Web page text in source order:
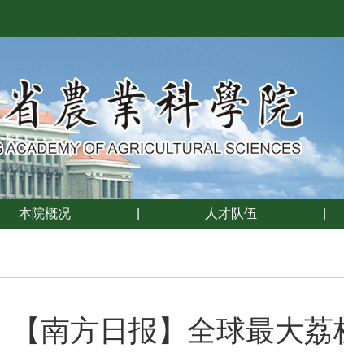
本院概况 人才队伍
【南方日报】全球最大